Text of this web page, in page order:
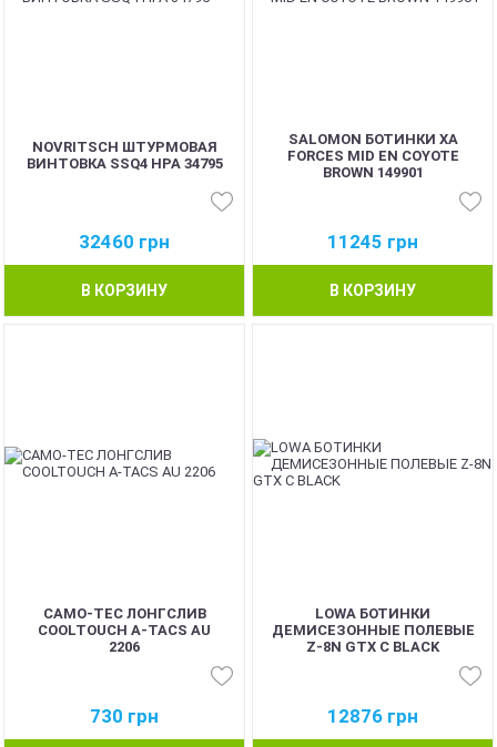
NOVRITSCH ШТУРМОВАЯ
ВИНТОВКА SSQ4 HPA 34795
32460 грн
В КОРЗИНУ
SALOMON БОТИНКИ XA
FORCES MID EN COYOTE
BROWN 149901
11245 грн
В КОРЗИНУ
CAMO-TEC ЛОНГСЛИВ
COOLTOUCH A-TACS AU
2206
730 грн
LOWA БОТИНКИ
ДЕМИСЕЗОННЫЕ ПОЛЕВЫЕ
Z-8N GTX C BLACK
12876 грн